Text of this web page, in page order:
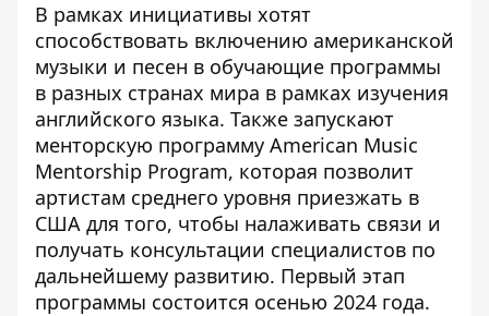
В рамках инициативы хотят
способствовать включению американской
музыки и песен в обучающие программы
в разных странах мира в рамках изучения
английского языка. Также запускают
менторскую программу American Music
Mentorship Program, которая позволит
артистам среднего уровня приезжать в
США для того, чтобы налаживать связи и
получать консультации специалистов по
дальнейшему развитию. Первый этап
программы состоится осенью 2024 года.